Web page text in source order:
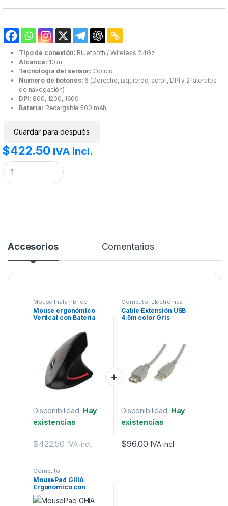
Tipo de conexión: Bluetooth / Wireless 2.4Gz
Alcance: 10 m
Tecnología del sensor: Óptico
Número de botones: 6 (Derecho, izquierdo, scroll, DPI y 2 laterales
de navegación)
DPI: 800, 1200, 1600
Batería: Recargable 500 mAh
Guardar para después
$422.50 IVA incl.
Mouse ergonómico Vertical con Batería Recargable TechZone Negro
Accesorios Comentarios
Mouse Inalambrico
Mouse ergonómico
Vertical con Batería
Disponibilidad: Hay
existencias
$422.50 IVA incl.
Cómputo Electrónica
Cable Extensión USB
4.5m color Gris
Disponibilidad: Hay
existencias
$96.00 IVA incl.
Cómputo
MousePad GHIA
Ergonómico con
Almohadilla de Gel
Memory Foam